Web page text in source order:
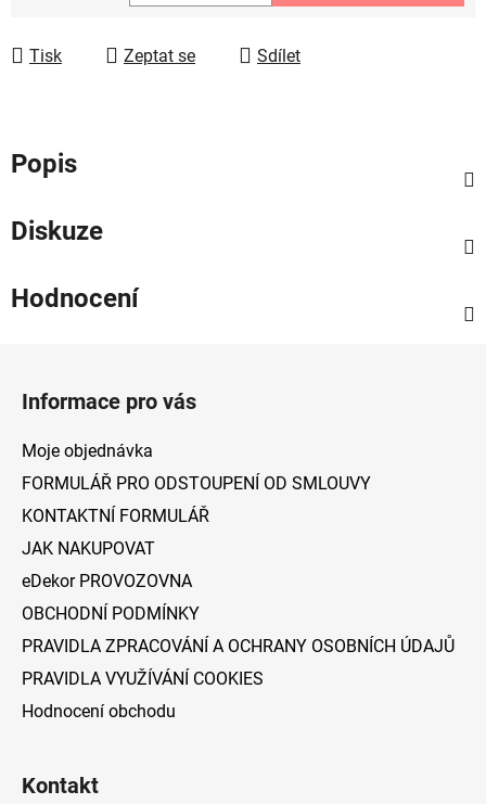
Tisk Zeptat se Sdílet
Popis
Diskuze
Hodnocení
Informace pro vás
Moje objednávka
FORMULÁŘ PRO ODSTOUPENÍ OD SMLOUVY
KONTAKTNÍ FORMULÁŘ
JAK NAKUPOVAT
eDekor PROVOZOVNA
OBCHODNÍ PODMÍNKY
PRAVIDLA ZPRACOVÁNÍ A OCHRANY OSOBNÍCH ÚDAJŮ
PRAVIDLA VYUŽÍVÁNÍ COOKIES
Hodnocení obchodu
Kontakt